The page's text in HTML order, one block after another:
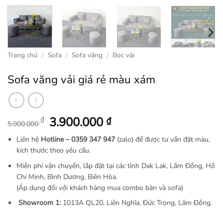
Trang chủ / Sofa / Sofa văng / Bọc vải
Sofa văng vải giá rẻ màu xám
5.900.000₫ Giá
gốc
là:
5.900.000 ₫.
3.900.000 ₫Giá
hiện
tại
3.900.000 ₫.
Liên hệ Hotline – 0359 347 947 (zalo) để được tư vấn đặt màu,
kích thước theo yêu cầu.
Miễn phí vận chuyển, lắp đặt tại các tỉnh Dak Lak, Lâm Đồng, Hồ
Chí Minh, Bình Dương, Biên Hòa.
(Áp dụng đối với khách hàng mua combo bàn và sofa)
Showroom 1: 1013A QL20, Liên Nghĩa, Đức Trọng, Lâm Đồng.